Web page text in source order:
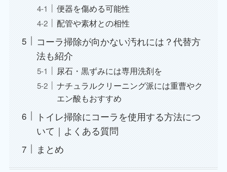
便器を傷める可能性
配管や素材との相性
コーラ掃除が向かない汚れには？代替方
法も紹介
尿石・黒ずみには専用洗剤を
ナチュラルクリーニング派には重曹やク
エン酸もおすすめ
トイレ掃除にコーラを使用する方法につ
いて｜よくある質問
まとめ